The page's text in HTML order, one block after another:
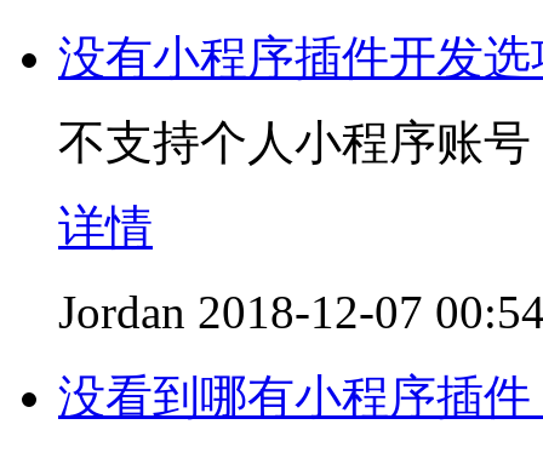
没有小程序插件开发选
不支持个人小程序账号
详情
Jordan 2018-12-07
没看到哪有小程序插